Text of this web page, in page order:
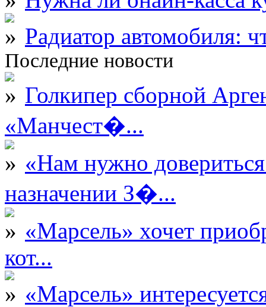
Радиатор автомобиля:
Последние новости
Голкипер сборной
«Манчест�...
«Нам нужно
назначении З�...
«Марсель» хочет
кот...
«Марсель»